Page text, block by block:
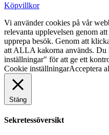
Köpvillkor
Vi använder cookies på vår
relevanta upplevelsen genom
upprepa besök. Genom att
att ALLA kakorna används.
inställningar" för att ge ett
Cookie inställningarAcceptera
Stäng
Sekretessöversikt